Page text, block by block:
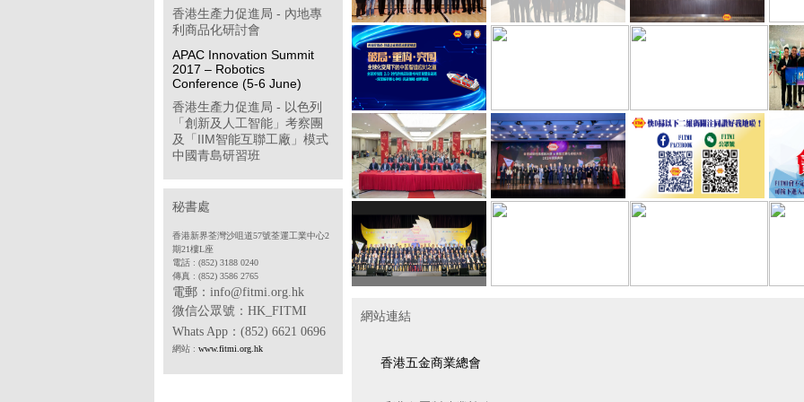
香港生產力促進局 - 內地專
利商品化研討會
APAC Innovation Summit
2017 – Robotics
Conference (5-6 June)
香港生產力促進局 - 以色列
「創新及人工智能」考察團
及「IIM智能互聯工廠」模式
中國青島研習班
「學習型企業獎」簡介會
第八屆「香港企業公民計
香港物聯網商會 - 透過多方
位推廣計劃開拓中國內地工
業物聯網市場(政府資助項目)
香港中華廠商聯合會 - 2017
年度「中小企貨運保險普及
計劃」
合作機構
秘書處
香港新界荃灣沙咀道57號荃運工業中心2
期21樓L座
電話 : (852) 3188 0240
傳真 : (852) 3586 2765
電郵：info@fitmi.org.hk
微信公眾號： HK_FITMI
Whats App ：(852) 6621 0696
網站 : www.fitmi.org.hk
網站連結
香港五金商業總會